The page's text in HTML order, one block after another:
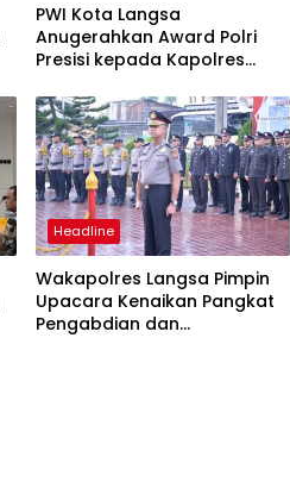
PWI Kota Langsa
Anugerahkan Award Polri
Presisi kepada Kapolres
Headline
Wakapolres Langsa Pimpin
Upacara Kenaikan Pangkat
Pengabdian dan